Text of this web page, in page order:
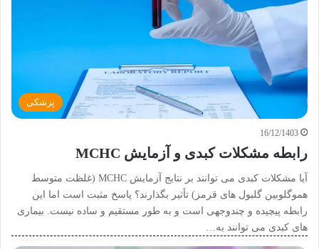
پزشکی
16/12/1403
رابطه مشکلات کبدی و آزمایش MCHC
آیا مشکلات کبدی می توانند بر نتایج آزمایش MCHC (غلظت متوسط
هموگلوبین گلبول های قرمز) تأثیر بگذارند؟ پاسخ مثبت است اما این
رابطه پیچیده و چندوجهی است و به طور مستقیم و ساده نیست. بیماری
های کبدی می توانند به…